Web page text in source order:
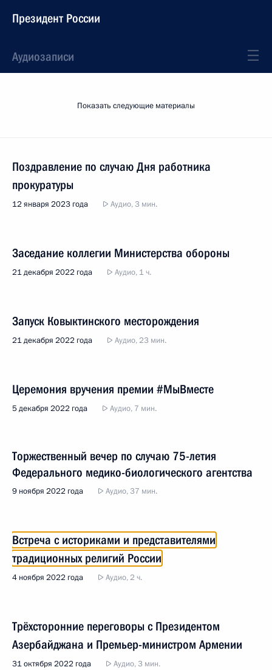
Президент России
Аудиозаписи
Показать следующие материалы
Поздравление по случаю Дня работника
прокуратуры
12 января 2023 года Аудио, 3 мин.
Заседание коллегии Министерства обороны
21 декабря 2022 года Аудио, 1 ч.
Запуск Ковыктинского месторождения
21 декабря 2022 года Аудио, 23 мин.
Церемония вручения премии #МыВместе
5 декабря 2022 года Аудио, 7 мин.
Торжественный вечер по случаю 75-летия
Федерального медико-биологического агентства
9 ноября 2022 года Аудио, 37 мин.
Встреча с историками и представителями
традиционных религий России
4 ноября 2022 года Аудио, 2 ч.
Трёхсторонние переговоры с Президентом
Азербайджана и Премьер-министром Армении
31 октября 2022 года Аудио, 3 мин.